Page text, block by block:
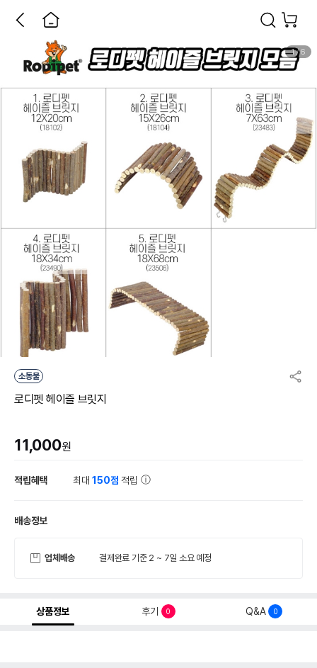
1/6
소동물
로디펫 헤이즐 브릿지
11,000원
적립혜택 최대150점 적립
배송정보
업체배송 결제완료 기준 2 ~ 7일 소요 예정
상품정보 후기 0 Q&A 0